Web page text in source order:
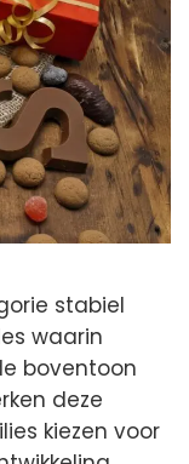
stabiel
waarin
boventoon
deze
kiezen voor